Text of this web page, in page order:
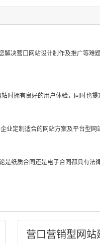
决营口网站设计制作及推广等
时拥有良好的用户体验，同时也提
定制适合的网站方案及平台型网
纸质合同还是电子合同都具有
营口营销型网站